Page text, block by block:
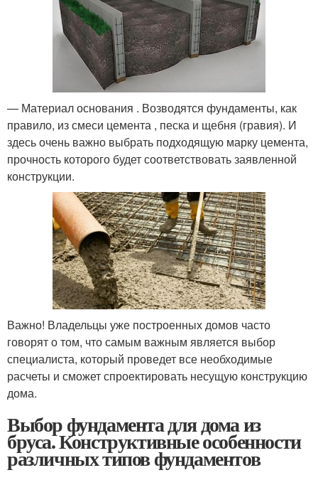
— Материал основания . Возводятся фундаменты, как
правило, из смеси цемента , песка и щебня (гравия). И
здесь очень важно выбрать подходящую марку цемента,
прочность которого будет соответствовать заявленной
конструкции.
Важно! Владельцы уже построенных домов часто
говорят о том, что самым важным является выбор
специалиста, который проведет все необходимые
расчеты и сможет спроектировать несущую конструкцию
дома.
Выбор фундамента для дома из
бруса. Конструктивные особенности
различных типов фундаментов